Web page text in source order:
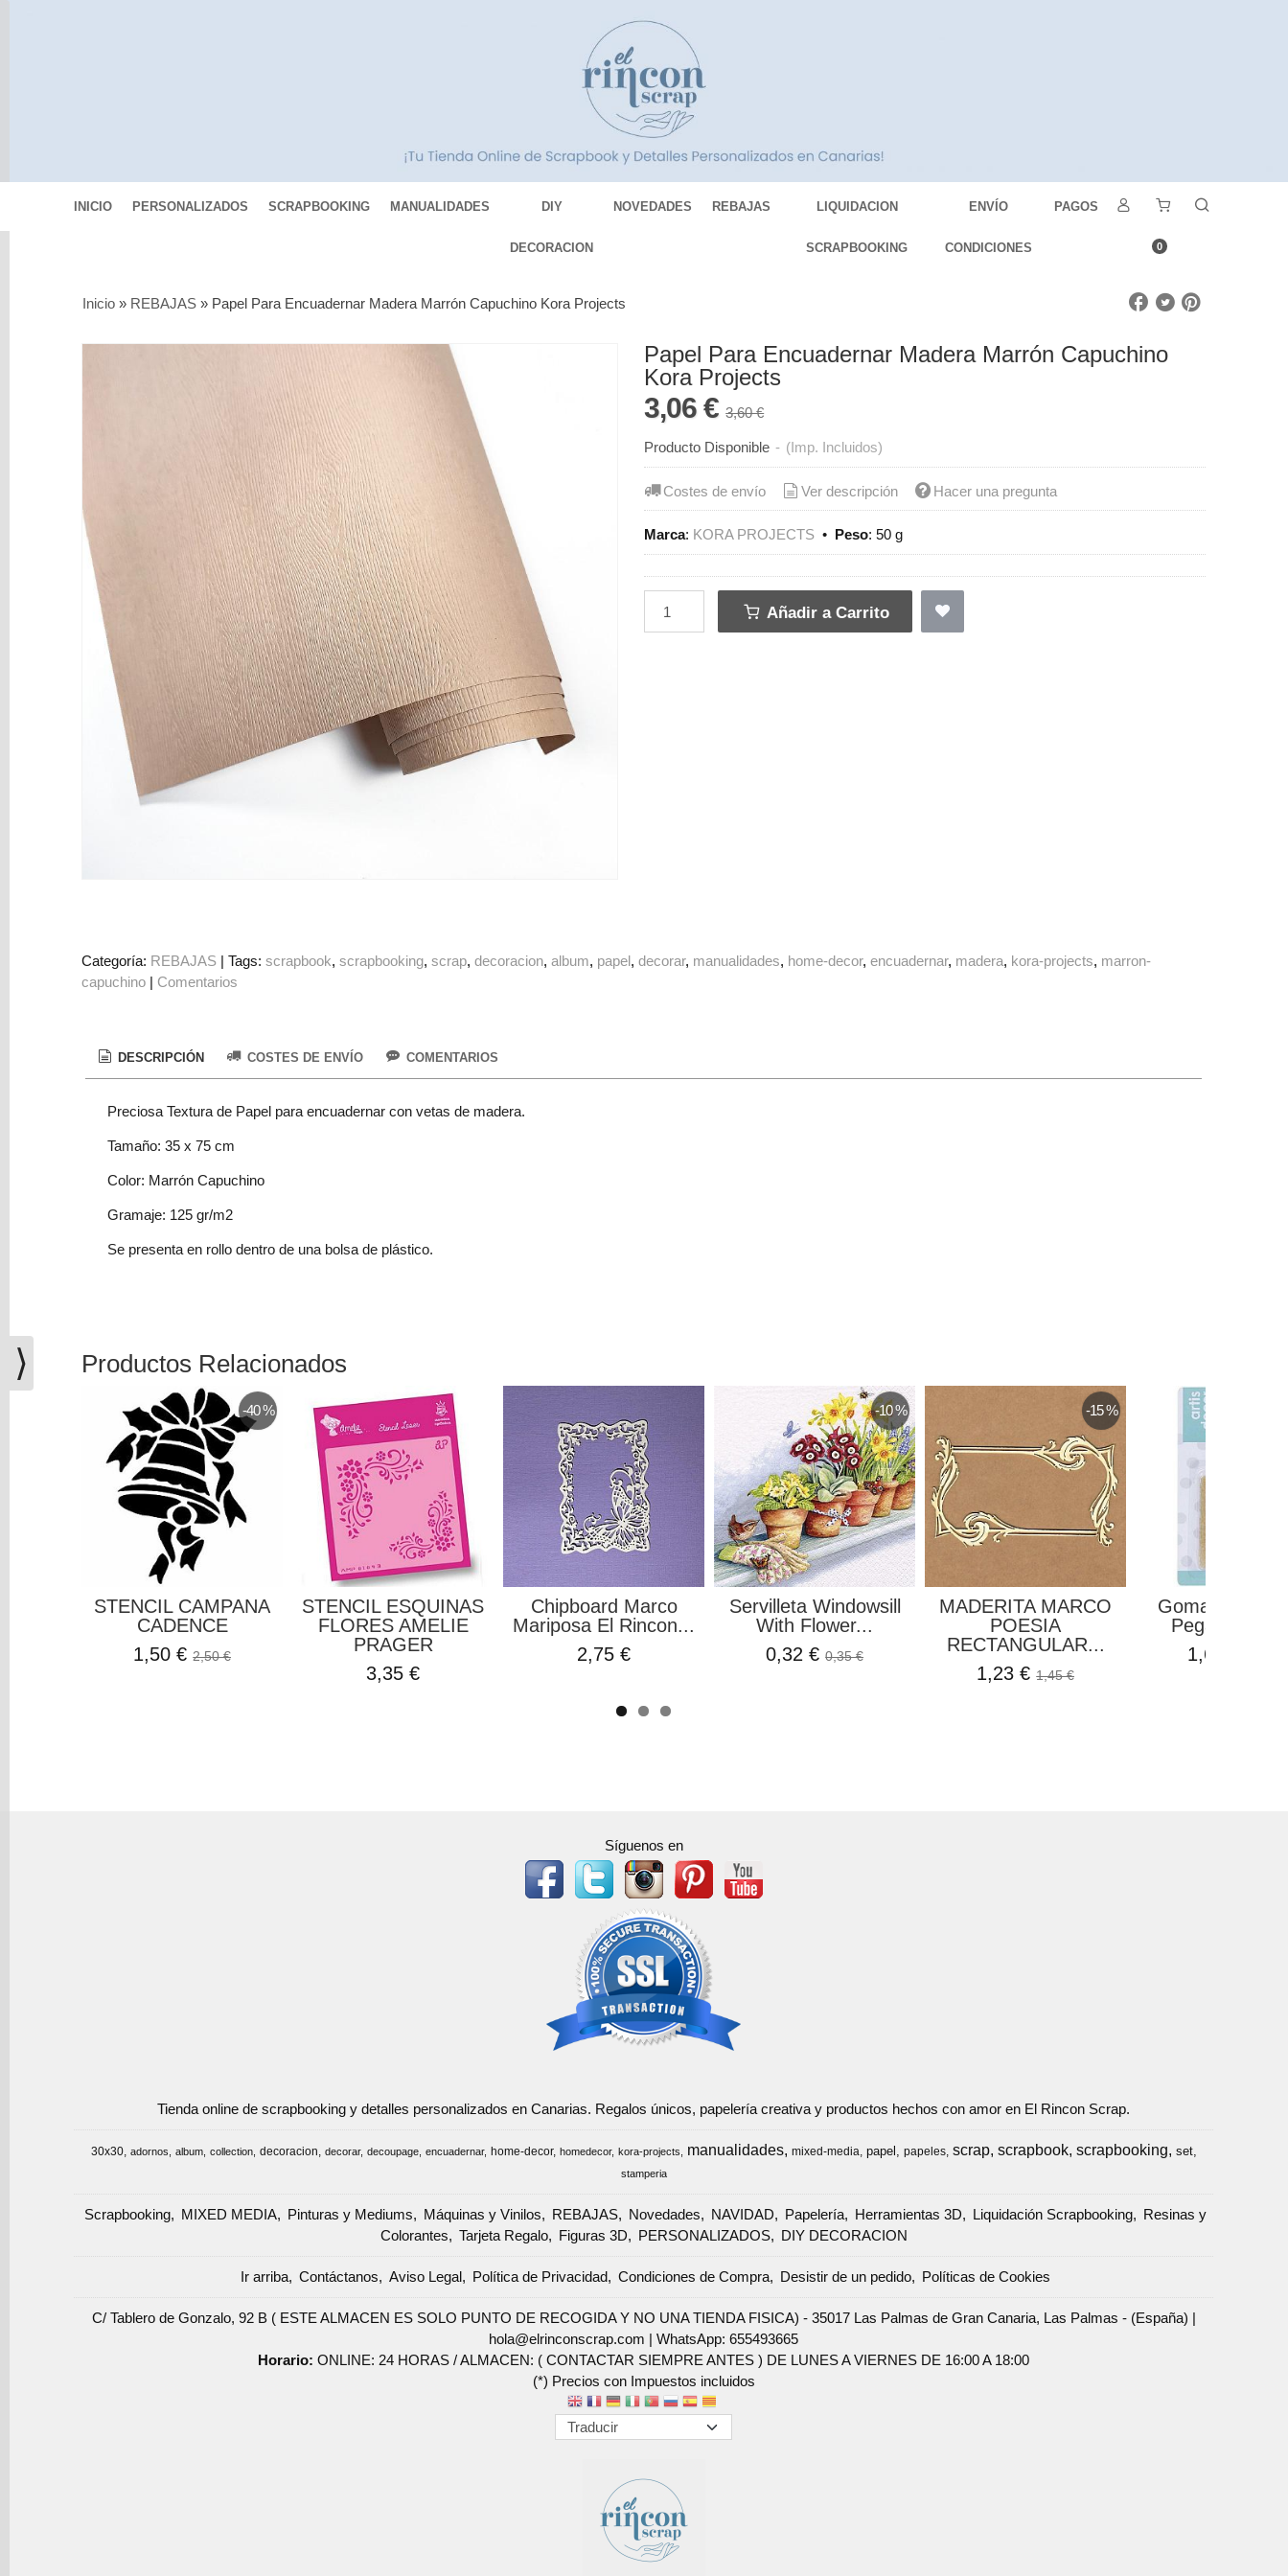
INICIO PERSONALIZADOS SCRAPBOOKING MANUALIDADES DIY
DECORACION
NOVEDADES REBAJAS LIQUIDACION
SCRAPBOOKING
ENVÍO
CONDICIONES
PAGOS
0
Vinilos
REBAJAS
Novedades
NAVIDAD
Papelería
Herramientas
Liquidación
Scrapbooking
Figuras
3D
Marcas
Redes
Inicio » REBAJAS » Papel Para Encuadernar Madera Marrón Capuchino Kora Projects
Papel Para Encuadernar Madera Marrón Capuchino
Kora Projects
3,06 €3,60 €
Producto Disponible - (Imp. Incluidos)
Costes de envío Ver descripción Hacer una pregunta
Marca: KORA PROJECTS • Peso:50 g
Añadir a Carrito
Categoría: REBAJAS |Tags:scrapbook scrapbooking scrap decoracion album papel decorar manualidades home-decor encuadernar madera kora-projects marron-
capuchino | Comentarios
DESCRIPCIÓN COSTES DE ENVÍO COMENTARIOS
Preciosa Textura de Papel para encuadernar con vetas de madera.
Tamaño: 35 x 75 cm
Color: Marrón Capuchino
Gramaje: 125 gr/m2
Se presenta en rollo dentro de una bolsa de plástico.
Productos Relacionados
-40 %
STENCIL CAMPANA
CADENCE
1,50 €2,50 €
STENCIL ESQUINAS
FLORES AMELIE
PRAGER
3,35 €
Chipboard Marco
Mariposa El Rincon...
2,75 €
-10 %
Servilleta Windowsill
With Flower...
0,32 €0,35 €
-15 %
MADERITA MARCO
POESIA
RECTANGULAR...
1,23 €1,45 €
Goma Para
Pegamento
1,69 €
Síguenos en
Tienda online de scrapbooking y detalles personalizados en Canarias. Regalos únicos, papelería creativa y productos hechos con amor en El Rincon Scrap.
30x30 adornos album collection decoracion decorar decoupage encuadernar home-decor homedecor kora-projects manualidades mixed-media papel papeles scrap scrapbook scrapbooking set
stamperia
Scrapbooking MIXED MEDIA Pinturas y Mediums Máquinas y Vinilos REBAJAS Novedades NAVIDAD Papelería Herramientas 3D Liquidación Scrapbooking
Resinas y
Colorantes
Tarjeta Regalo Figuras 3D PERSONALIZADOS DIY DECORACION
Ir arriba Contáctanos Aviso Legal Política de Privacidad Condiciones de Compra Desistir de un pedido Políticas de Cookies
C/ Tablero de Gonzalo, 92 B ( ESTE ALMACEN ES SOLO PUNTO DE RECOGIDA Y NO UNA TIENDA FISICA) - 35017 Las Palmas de Gran Canaria, Las Palmas - (España) |
hola@elrinconscrap.com |WhatsApp: 655493665
Horario:ONLINE: 24 HORAS / ALMACEN: ( CONTACTAR SIEMPRE ANTES ) DE LUNES A VIERNES DE 16:00 A 18:00
(*) Precios con Impuestos incluidos
⟩